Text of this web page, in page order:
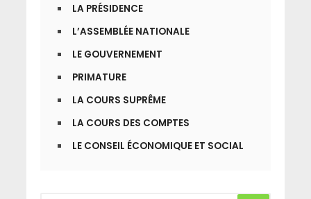
LA PRÉSIDENCE
L’ASSEMBLÉE NATIONALE
LE GOUVERNEMENT
PRIMATURE
LA COURS SUPRÊME
LA COURS DES COMPTES
LE CONSEIL ÉCONOMIQUE ET SOCIAL